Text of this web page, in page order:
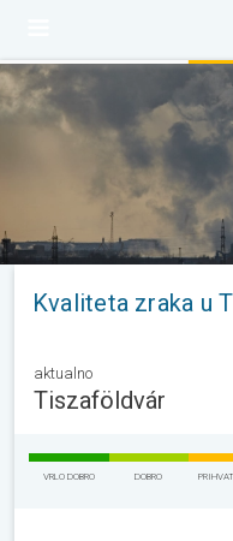
Kvaliteta zraka u
aktualno
Tiszaföldvár
VRLO DOBRO DOBRO